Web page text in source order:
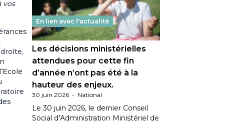
vos
En lien avec l'actualité
Les décisions ministérielles
attendues pour cette fin
d’année n’ont pas été à la
hauteur des enjeux.
30 juin 2026 - National
Le 30 juin 2026, le dernier Conseil
Social d’Administration Ministériel de